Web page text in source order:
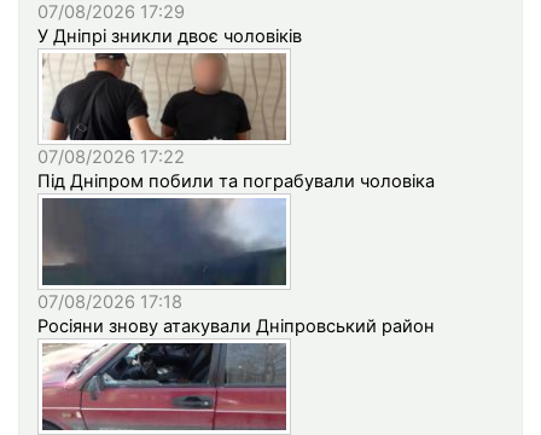
07/08/2026 17:29
У Дніпрі зникли двоє чоловіків
07/08/2026 17:22
Під Дніпром побили та пограбували чоловіка
07/08/2026 17:18
Росіяни знову атакували Дніпровський район